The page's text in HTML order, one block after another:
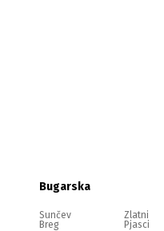
Bugarska
Sunčev
Breg
Zlatni
Pjasci